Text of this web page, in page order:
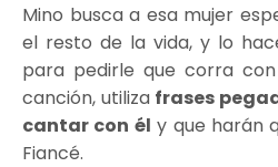
Mino busca a esa mujer
el resto de la vida, y lo
para pedirle que corra
canción, utiliza frases
cantar con él y que harán
Fiancé.